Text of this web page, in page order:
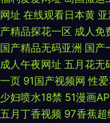
网站免费视频 美女视频
本不卡一区二区 天天综
码
网址 在线观看日本黄
产精品探花一区 成人免
国产精品无码亚洲 国产
成人午夜网址 五月花无
一页 91国产视频网 性
少妇喷水18禁 51漫画
五月丁香视频 97香蕉超